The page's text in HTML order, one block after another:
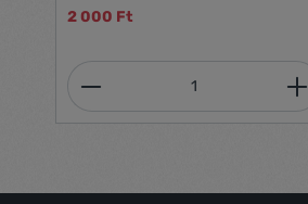
2 000 Ft
Termékmennyiség: